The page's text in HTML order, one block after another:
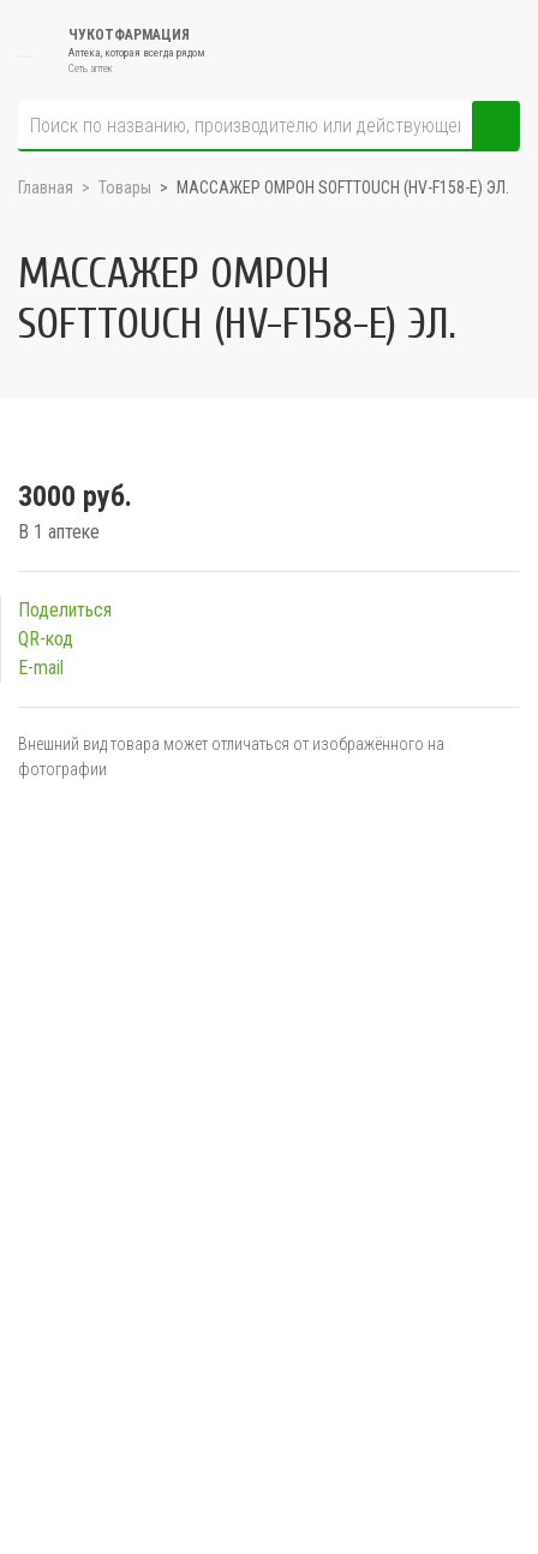
ЧУКОТФАРМАЦИЯ
Аптека, которая всегда рядом
Сеть аптек
Главная Товары МАССАЖЕР ОМРОН SOFTTOUCH (HV-F158-E) ЭЛ.
МАССАЖЕР ОМРОН
SOFTTOUCH (HV-F158-E) ЭЛ.
3000 руб.
В 1 аптеке
Поделиться
QR-код
E-mail
Внешний вид товара может отличаться от изображённого на
фотографии